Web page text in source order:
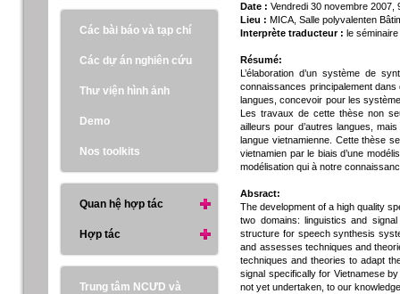
Date : Vendredi 30 novembre 2007,
Lieu :MICA, Salle polyvalenten
Interprète traducteur :le
Résumé:
L’élaboration d’un système de
connaissances principalement
langues, concevoir pour les
Les travaux de cette thèse non
ailleurs pour d’autres langues,
langue vietnamienne. Cette thèse
vietnamien par le biais d’une
modélisation qui à notre
Absract:
The development of a high quality
two domains: linguistics and
structure for speech synthesis
and assesses techniques and
techniques and theories to adapt
signal specifically for Vietnamese
not yet undertaken, to our
Các bài báo và tạp chí
Các dự án nghiên cứu
Thư viện hình ảnh
Demo
Nos toolkits
Quan hệ hợp tác
Hợp tác
Trung tâm NCƯD và